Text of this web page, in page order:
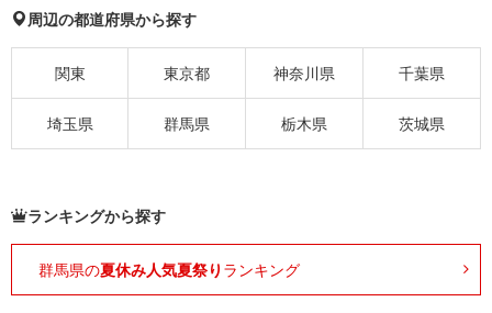
周辺の都道府県から探す
関東 東京都 神奈川県 千葉県
埼玉県 群馬県 栃木県 茨城県
ランキングから探す
群馬県の夏休み人気夏祭り ランキング